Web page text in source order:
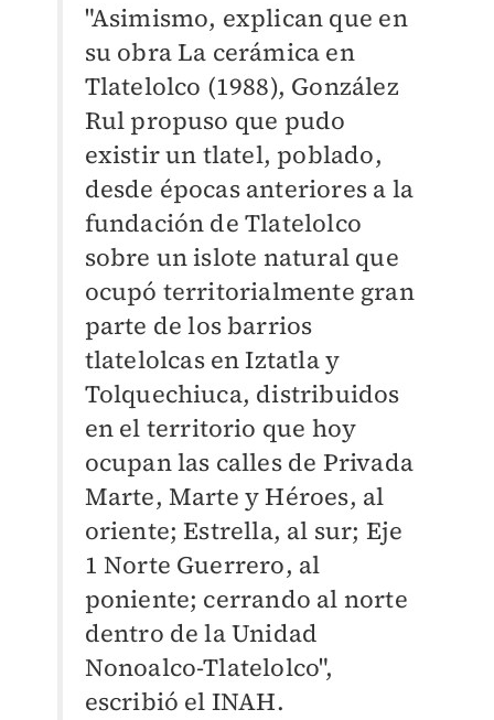
"Asimismo, explican que en
su obra La cerámica en
Tlatelolco (1988), González
Rul propuso que pudo
existir un tlatel, poblado,
desde épocas anteriores a la
fundación de Tlatelolco
sobre un islote natural que
ocupó territorialmente gran
parte de los barrios
tlatelolcas en Iztatla y
Tolquechiuca, distribuidos
en el territorio que hoy
ocupan las calles de Privada
Marte, Marte y Héroes, al
oriente; Estrella, al sur; Eje
1 Norte Guerrero, al
poniente; cerrando al norte
dentro de la Unidad
Nonoalco-Tlatelolco",
escribió el INAH.